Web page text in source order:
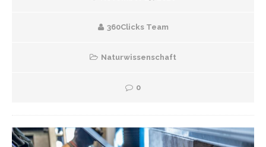
360Clicks Team
Naturwissenschaft
0